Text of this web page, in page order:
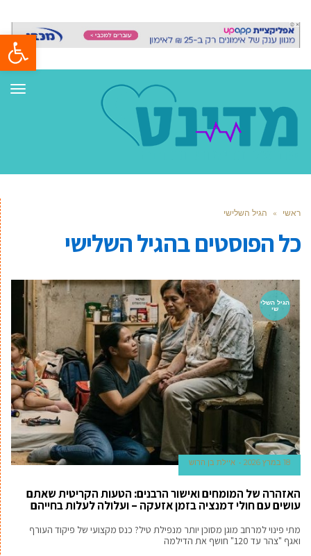
פתח
ראשי » הגיל השלישי
כל הפוסטים בהגיל השלישי
הגיל השלי
שי
18 במרץ 2026 איילת בן הרוש
האזהרה של המומחים ואישור הרבנים: הטעות הקריטית שאתם
עושים עם חולי דמנציה בזמן אזעקה – ועלולה לעלות בחייהם
מתי פינוי למרחב מוגן מסוכן יותר מנפילת טיל? כנס מקצועי של פיקוד העורף
ואגף "צהר עד 120" חושף את הדילמה